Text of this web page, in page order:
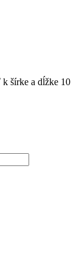
šírke a dĺžke 10